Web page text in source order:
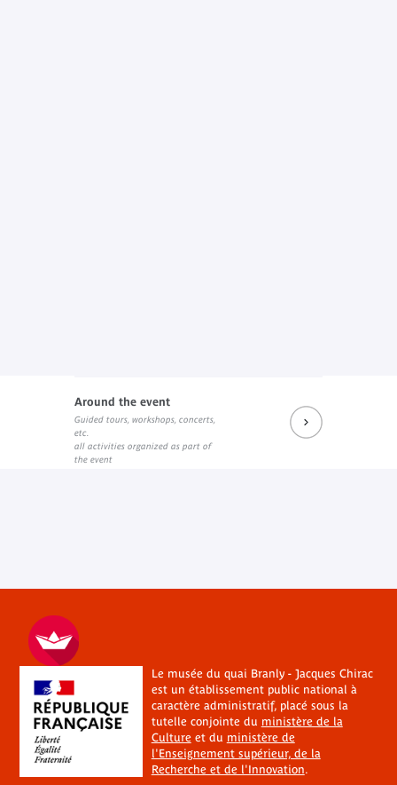
Around the event
Guided tours, workshops, concerts,
etc.
all activities organized as part of
the event
Le musée du quai Branly - Jacques Chirac
est un établissement public national à
caractère administratif, placé sous la
tutelle conjointe du ministère de la
Cultureet du ministère de
l'Enseignement supérieur, de la
Recherche et de l'Innovation.